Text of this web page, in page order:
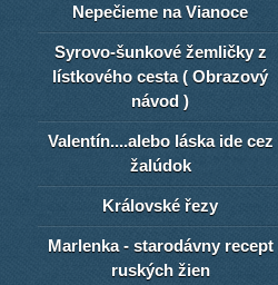
Nepečieme na Vianoce
Syrovo-šunkové žemličky z
lístkového cesta ( Obrazový
návod )
Valentín....alebo láska ide cez
žalúdok
Královské řezy
Marlenka - starodávny recept
ruských žien